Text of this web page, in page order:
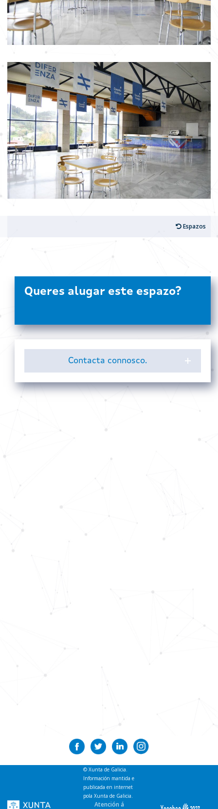
Espazos
Queres alugar este espazo?
Contacta connosco.
© Xunta de Galicia.
Información mantida e
publicada en internet
pola Xunta de Galicia.
Atención á